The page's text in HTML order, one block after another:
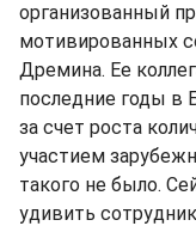
организованный
мотивированных
Дремина. Ее
последние годы в
за счет роста
участием
такого не было.
удивить